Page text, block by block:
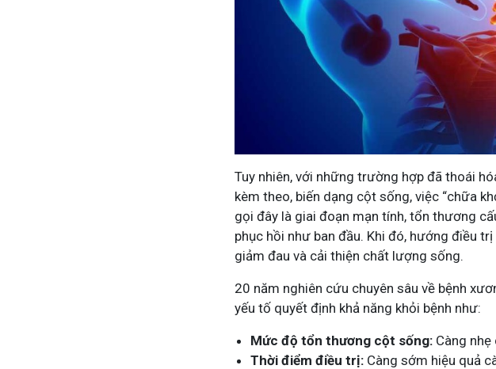
Tuy nhiên, với những trường hợp đã thoái
kèm theo, biến dạng cột sống, việc “chữa
gọi đây là giai đoạn mạn tính, tổn thương
phục hồi như ban đầu. Khi đó, hướng điều
giảm đau và cải thiện chất lượng sống.
20 năm nghiên cứu chuyên sâu về bệnh
yếu tố quyết định khả năng khỏi bệnh như:
Mức độ tổn thương cột sống: Càng nhẹ
Thời điểm điều trị: Càng sớm hiệu quả
Tham gia nhóm